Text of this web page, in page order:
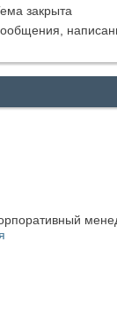
закрыта